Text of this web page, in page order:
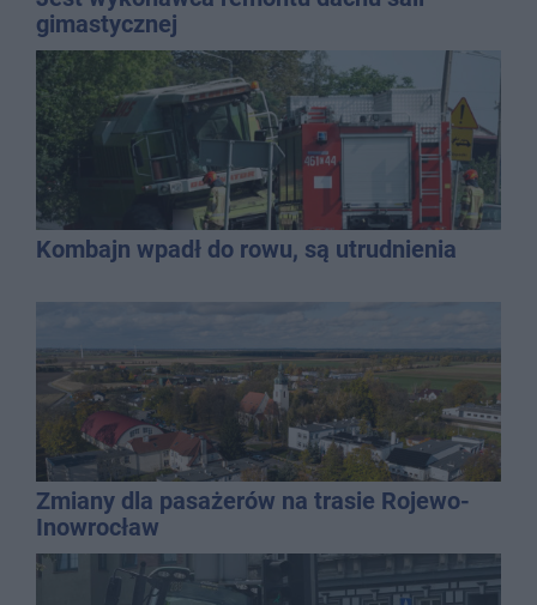
gimastycznej
Kombajn wpadł do rowu, są utrudnienia
Zmiany dla pasażerów na trasie Rojewo-
Inowrocław